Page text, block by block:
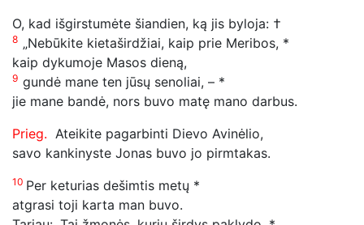
O, kad išgirstumėte šiandien, ką jis byloja: †
8 „Nebūkite kietaširdžiai, kaip prie Meribos, *
kaip dykumoje Masos dieną,
9 gundė mane ten jūsų senoliai, – *
jie mane bandė, nors buvo matę mano darbus.
Prieg. Ateikite pagarbinti Dievo Avinėlio,
savo kankinyste Jonas buvo jo pirmtakas.
10 Per keturias dešimtis metų *
atgrasi toji karta man buvo.